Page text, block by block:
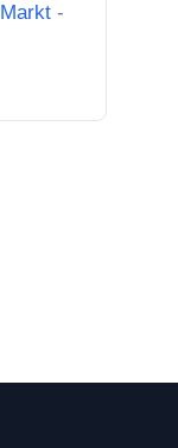
Markt -